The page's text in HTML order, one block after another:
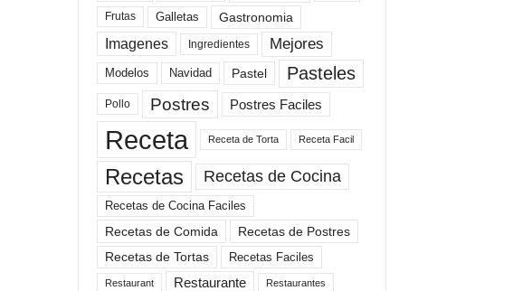
Frutas Galletas Gastronomia
Imagenes Ingredientes Mejores
Modelos Navidad Pastel Pasteles
Pollo Postres Postres Faciles
Receta Receta de Torta Receta Facil
Recetas Recetas de Cocina
Recetas de Cocina Faciles
Recetas de Comida
Recetas de Postres
Recetas de Tortas
Recetas Faciles
Restaurant Restaurante Restaurantes